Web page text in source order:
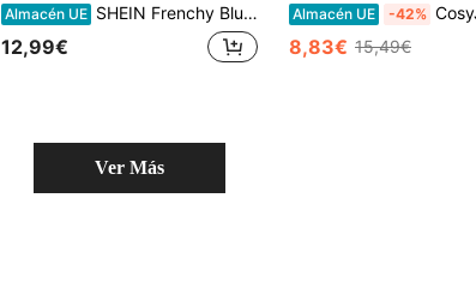
Almacén UE SHEIN Frenchy Blusa elegante para mujer de talla grande, color rosa empolvado, de verano, linda para uso diario, cuello en V, textura, manga corta con volantes, cintura ceñida y diseño de lazo delantero, top para ir al trabajo
12,99€
Almacén UE -42% CosyJoli Camisa de manga corta
8,83€ 15,49€
Ver Más